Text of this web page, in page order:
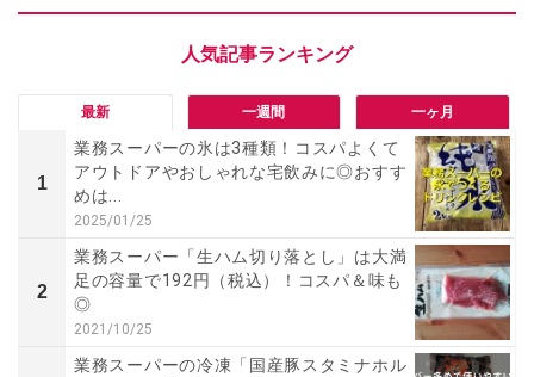
最新 一週間 一ヶ月
1
業務スーパーの氷は3種類！コスパよくて
アウトドアやおしゃれな宅飲みに◎おすす
めは...
2025/01/25
2
業務スーパー「生ハム切り落とし」は大満
足の容量で192円（税込）！コスパ＆味も
◎
2021/10/25
業務スーパーの冷凍「国産豚スタミナホル